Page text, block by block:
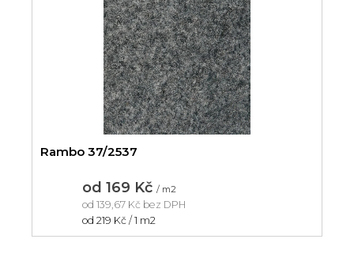
Rambo 37/2537
od 169 Kč / m2
od 139,67 Kč bez DPH
Měrná
od 219 Kč / 1 m2